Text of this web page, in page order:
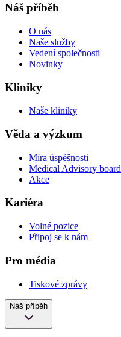
Náš příběh
O nás
Naše služby
Vedení společnosti
Novinky
Kliniky
Naše kliniky
Věda a výzkum
Míra úspěšnosti
Medical Advisory board
Akce
Kariéra
Volné pozice
Připoj se k nám
Pro média
Tiskové zprávy
Náš příběh